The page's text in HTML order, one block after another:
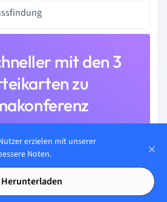
mit den 3
zu
an, um Zugriff auf all unsere
zu erhalten.
erzielen mit unserer
Noten.
Herunterladen